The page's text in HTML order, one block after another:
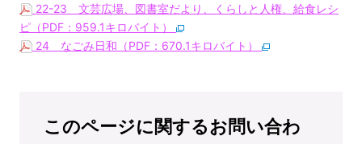
22-23 文芸広場、図書室だより、くらしと人権、給食レシ
ピ（PDF：959.1キロバイト）
24 なごみ日和（PDF：670.1キロバイト）
このページに関するお問い合わ